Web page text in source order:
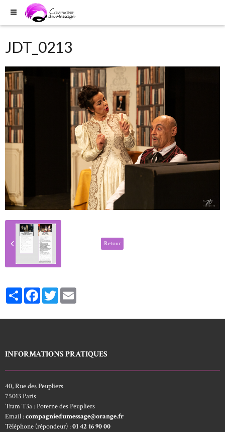
JDT_0213
Retour
PartagerFacebookTwitter
INFORMATIONS PRATIQUES
40, Rue des Peupliers
75013 Paris
Tram T3a : Poterne des Peupliers
Email :compagniedumessage@orange.fr
Téléphone (répondeur) :01 42 16 90 00